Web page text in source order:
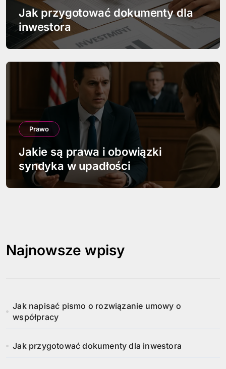
Jak przygotować dokumenty dla
inwestora
Prawo
Jakie są prawa i obowiązki
syndyka w upadłości
Najnowsze wpisy
Jak napisać pismo o rozwiązanie umowy o
współpracy
Jak przygotować dokumenty dla inwestora